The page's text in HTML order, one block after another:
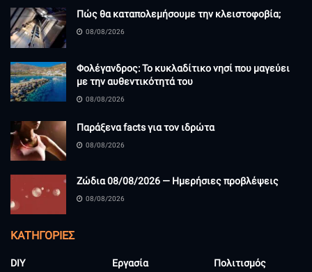
Πώς θα καταπολεμήσουμε την κλειστοφοβία;
08/08/2026
Φολέγανδρος: Το κυκλαδίτικο νησί που μαγεύει
με την αυθεντικότητά του
08/08/2026
Παράξενα facts για τον ιδρώτα
08/08/2026
Ζώδια 08/08/2026 — Ημερήσιες προβλέψεις
08/08/2026
KΑΤΗΓΟΡΊΕΣ
DIY
Εργασία
Πολιτισμός